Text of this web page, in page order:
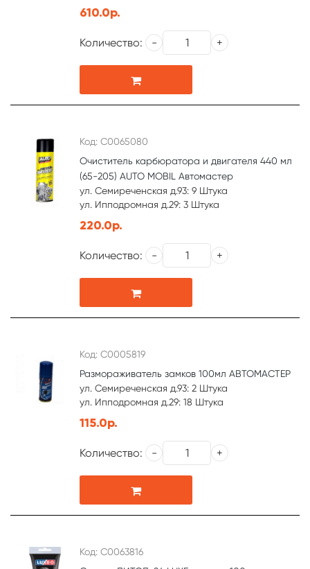
610.0р.
Количество:
Код: С0065080
Очиститель карбюратора и двигателя 440 мл
(65-205) AUTO MOBIL Автомастер
ул. Семиреченская д.93: 9 Штука
ул. Ипподромная д.29: 3 Штука
220.0р.
Количество:
Код: С0005819
Размораживатель замков 100мл АВТОМАСТЕР
ул. Семиреченская д.93: 2 Штука
ул. Ипподромная д.29: 18 Штука
115.0р.
Количество:
Код: С0063816